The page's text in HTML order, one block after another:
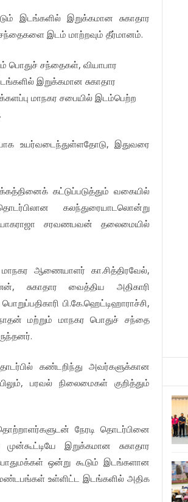
இடங்களில் இறுக்கமான சுகாதார
இடம் மாற்றவும் தீர்மானம்.
பொதுச் சந்தைகள், வியாபார
இறுக்கமான சுகாதார
மாநகர சபையில் இடம்பெற்ற
உயர்வடைந்துள்ளதோடு, இதுவரை
கட்டுப்படுத்தும் வகையில்
கலந்துரையாடலொன்று
சரவணபவன் தலைமையில்
மாநகர ஆணையாளர் கா.சித்திரவேல்,
சுகாதார வைத்திய அதிகாரி
பி.கே.ஹெட்டிஹாராச்சி,
மற்றும் மாநகர பொதுச் சந்தை
கண்டறிந்து அவர்களுக்கான
பரவல் நிலைமைகள் குறித்தும்
நேரடி தொடர்பினை
இறுக்கமான சுகாதார
ஒன்று கூடும் இடங்களான
உள்ளிட்ட இடங்களில் அதிக